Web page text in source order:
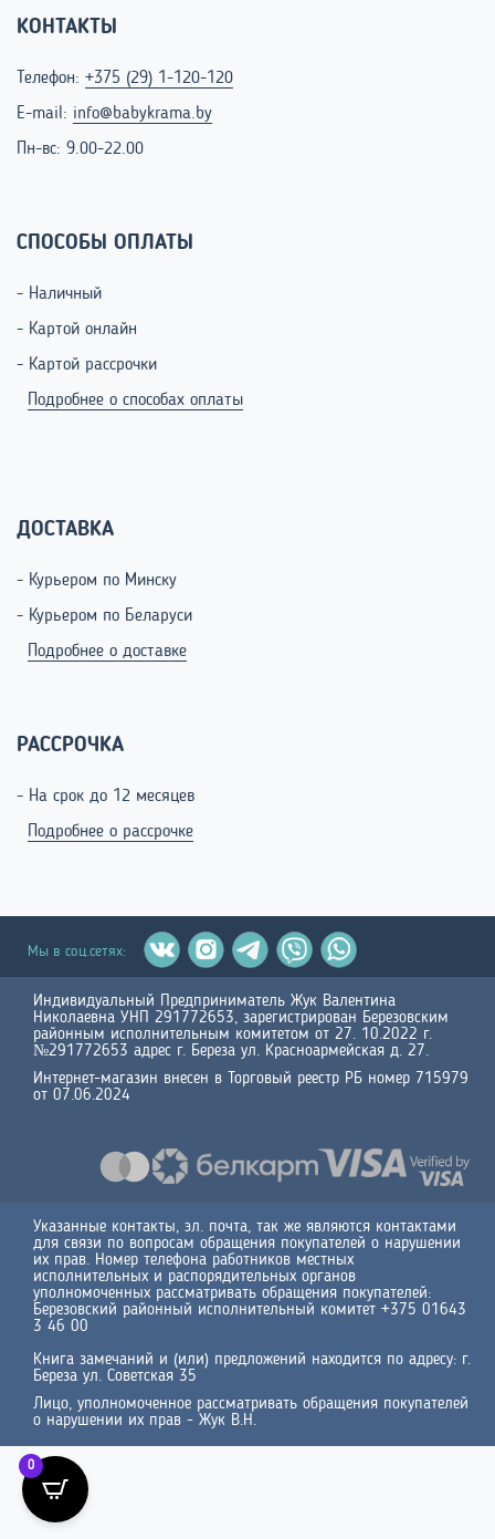
КОНТАКТЫ
Телефон: +375 (29) 1-120-120
E-mail: info@babykrama.by
Пн-вс: 9.00-22.00
СПОСОБЫ ОПЛАТЫ
- Наличный
- Картой онлайн
- Картой рассрочки
Подробнее о способах оплаты
ДОСТАВКА
- Курьером по Минску
- Курьером по Беларуси
Подробнее о доставке
РАССРОЧКА
- На срок до 12 месяцев
Подробнее о рассрочке
Мы в соц.сетях:
Индивидуальный Предприниматель Жук Валентина
Николаевна УНП 291772653, зарегистрирован Березовским
районным исполнительным комитетом от 27. 10.2022 г.
№291772653 адрес г. Береза ул. Красноармейская д. 27.
Интернет-магазин внесен в Торговый реестр РБ номер 715979
от 07.06.2024
Указанные контакты, эл. почта, так же являются контактами
для связи по вопросам обращения покупателей о нарушении
их прав. Номер телефона работников местных
исполнительных и распорядительных органов
уполномоченных рассматривать обращения покупателей:
Березовский районный исполнительный комитет +375 01643
3 46 00
Книга замечаний и (или) предложений находится по адресу: г.
Береза ул. Советская 35
Лицо, уполномоченное рассматривать обращения покупателей
о нарушении их прав - Жук В.Н.
0